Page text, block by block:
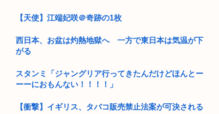
【天使】江端妃咲＠奇跡の1枚
西日本、お盆は灼熱地獄へ 一方で東日本は気温が下
がる
スタンミ「ジャングリア行ってきたんだけどほんとー
ーーにおもんない！！！！」
【衝撃】イギリス、タバコ販売禁止法案が可決される